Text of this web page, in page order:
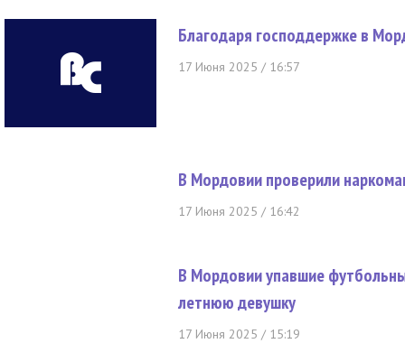
Благодаря господдержке в
17 Июня 2025 / 16:57
В Мордовии проверили
17 Июня 2025 / 16:42
В Мордовии упавшие
летнюю девушку
17 Июня 2025 / 15:19